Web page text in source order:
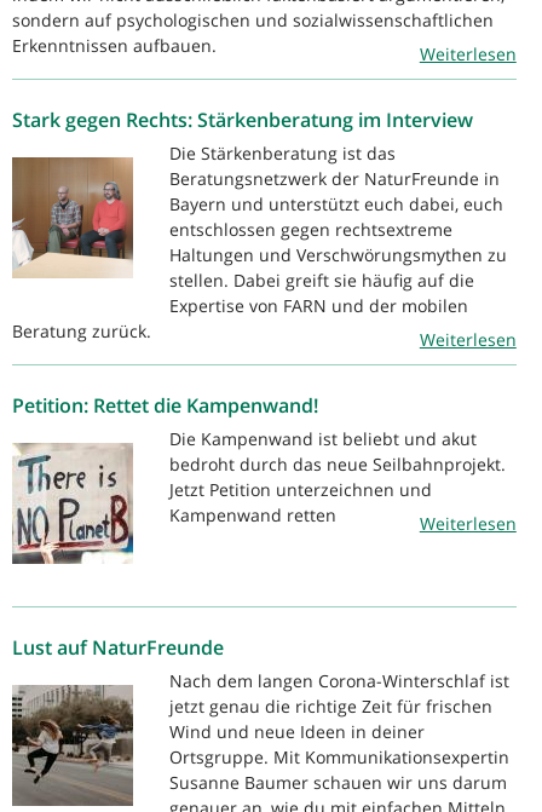
sondern auf psychologischen und sozialwissenschaftlichen
Erkenntnissen aufbauen.
Weiterlesen
Stark gegen Rechts: Stärkenberatung im Interview
Die Stärkenberatung ist das
Beratungsnetzwerk der NaturFreunde in
Bayern und unterstützt euch dabei, euch
entschlossen gegen rechtsextreme
Haltungen und Verschwörungsmythen zu
stellen. Dabei greift sie häufig auf die
Expertise von FARN und der mobilen
Beratung zurück.
Weiterlesen
Petition: Rettet die Kampenwand!
Die Kampenwand ist beliebt und akut
bedroht durch das neue Seilbahnprojekt.
Jetzt Petition unterzeichnen und
Kampenwand retten
Weiterlesen
Lust auf NaturFreunde
Nach dem langen Corona-Winterschlaf ist
jetzt genau die richtige Zeit für frischen
Wind und neue Ideen in deiner
Ortsgruppe. Mit Kommunikationsexpertin
Susanne Baumer schauen wir uns darum